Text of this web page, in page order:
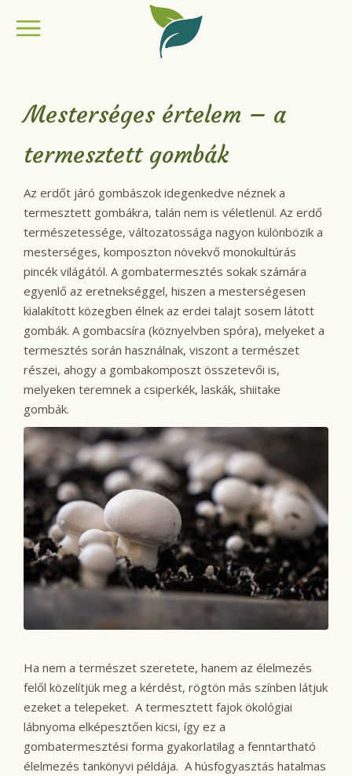
Mesterséges értelem – a
termesztett gombák
Az erdőt járó gombászok idegenkedve néznek a
termesztett gombákra, talán nem is véletlenül. Az erdő
természetessége, változatossága nagyon különbözik a
mesterséges, komposzton növekvő monokultúrás
pincék világától. A gombatermesztés sokak számára
egyenlő az eretnekséggel, hiszen a mesterségesen
kialakított közegben élnek az erdei talajt sosem látott
gombák. A gombacsíra (köznyelvben spóra), melyeket a
termesztés során használnak, viszont a természet
részei, ahogy a gombakomposzt összetevői is,
melyeken teremnek a csiperkék, laskák, shiitake
gombák.
Ha nem a természet szeretete, hanem az élelmezés
felől közelítjük meg a kérdést, rögtön más színben látjuk
ezeket a telepeket. A termesztett fajok ökológiai
lábnyoma elképesztően kicsi, így ez a
gombatermesztési forma gyakorlatilag a fenntartható
élelmezés tankönyvi példája. A húsfogyasztás hatalmas